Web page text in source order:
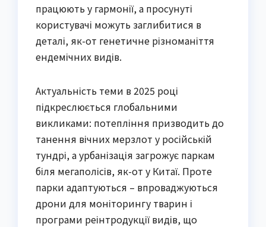
працюють у гармонії, а просунуті
користувачі можуть заглибитися в
деталі, як-от генетичне різноманіття
ендемічних видів.
Актуальність теми в 2025 році
підкреслюється глобальними
викликами: потепління призводить до
танення вічних мерзлот у російській
тундрі, а урбанізація загрожує паркам
біля мегаполісів, як-от у Китаї. Проте
парки адаптуються – впроваджуються
дрони для моніторингу тварин і
програми реінтродукції видів, що